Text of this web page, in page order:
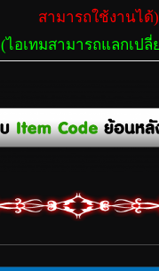
สามารถใช้งานได้)
(ไอเทมสามารถแลกเปลี่